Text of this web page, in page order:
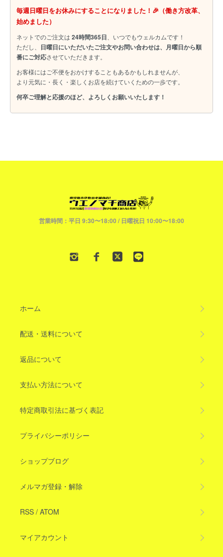
毎週日曜日をお休みにすることになりました！🎉（働き方改革、
始めました）
ネットでのご注文は 24時間365日 、いつでもウェルカムです！
ただし、
日曜日にいただいたご注文やお問い合わせは、月曜日から順
番にご対応させていただきます。
お客様にはご不便をおかけすることもあるかもしれませんが、
より元気に・長く・楽しくお店を続けていくための一歩です。
何卒ご理解と応援のほど、よろしくお願いいたします！
営業時間：平日 9:30〜18:00 / 日曜祝日 10:00〜18:00
ホーム
配送・送料について
返品について
支払い方法について
特定商取引法に基づく表記
プライバシーポリシー
ショップブログ
メルマガ登録・解除
RSS / ATOM
マイアカウント